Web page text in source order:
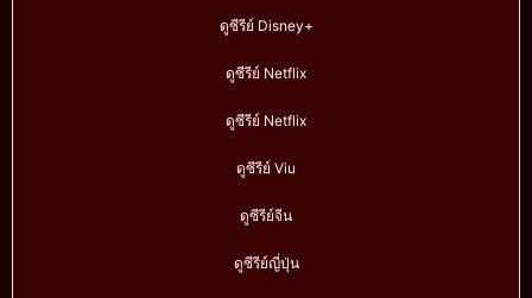
ดูซีรีย์ Disney+
ดูซีรีย์ Netflix
ดูซีรีย์ Netflix
ดูซีรีย์ Viu
ดูซีรีย์จีน
ดูซีรีย์ญี่ปุ่น